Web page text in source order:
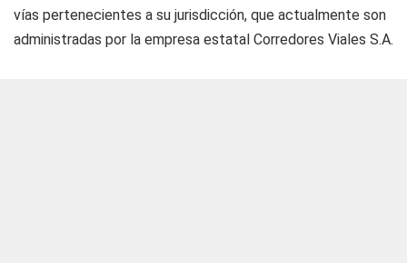
vías pertenecientes a su jurisdicción, que actualmente son
administradas por la empresa estatal Corredores Viales S.A.